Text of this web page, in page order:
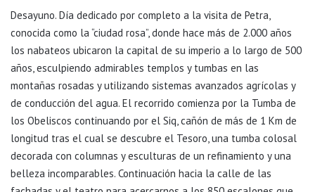
Desayuno. Día dedicado por completo a la visita de Petra,
conocida como la “ciudad rosa”, donde hace más de 2.000 años
los nabateos ubicaron la capital de su imperio a lo largo de 500
años, esculpiendo admirables templos y tumbas en las
montañas rosadas y utilizando sistemas avanzados agrícolas y
de conducción del agua. El recorrido comienza por la Tumba de
los Obeliscos continuando por el Siq, cañón de más de 1 Km de
longitud tras el cual se descubre el Tesoro, una tumba colosal
decorada con columnas y esculturas de un refinamiento y una
belleza incomparables. Continuación hacia la calle de las